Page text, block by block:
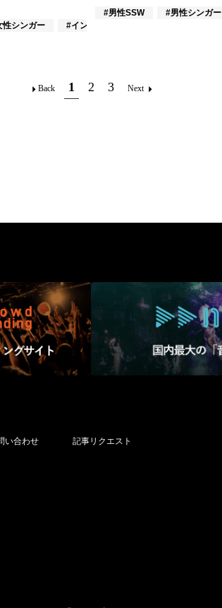
性シンガー #インディーズ
#男性SSW
#男性シンガー
Back 1 2 3 Next
い合わせ
記事リクエスト